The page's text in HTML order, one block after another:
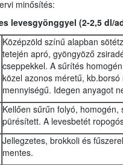
minősítés:
levesgyönggyel (2-2,5 dl/
Középzöld színű alapban
tetején apró, gyöngyöző
cseppekkel. A sűrítés
közel azonos méretű,
mennyiségű. Idegen anyagot
Kellően sűrűn folyó,
pürésített. A levesbetét
Jellegzetes, brokkoli és
mentes.